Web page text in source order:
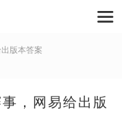
版本答案
，网易给出版